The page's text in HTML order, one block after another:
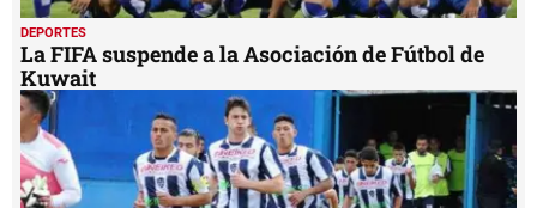
DEPORTES
La FIFA suspende a la Asociación de Fútbol de
Kuwait